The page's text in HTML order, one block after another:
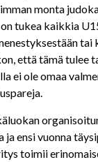
monta
tukea kaikkia
tai
että tämä tulee
ei ole omaa
ja ensi vuonna
toimii